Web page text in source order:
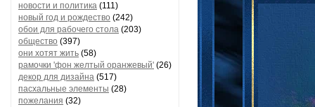
новости и политика (111)
новый год и рождество (242)
обои для рабочего стола (203)
общество (397)
они хотят жить (58)
рамочки 'фон желтый оранжевый' (26)
декор для дизайна (517)
пасхальные элементы (28)
пожелания (32)